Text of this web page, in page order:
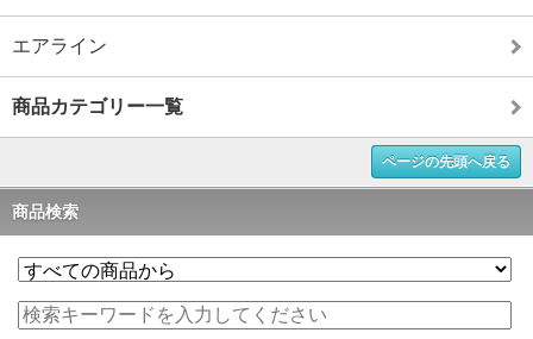
エアライン
商品カテゴリー一覧
ページの先頭へ戻る
商品検索